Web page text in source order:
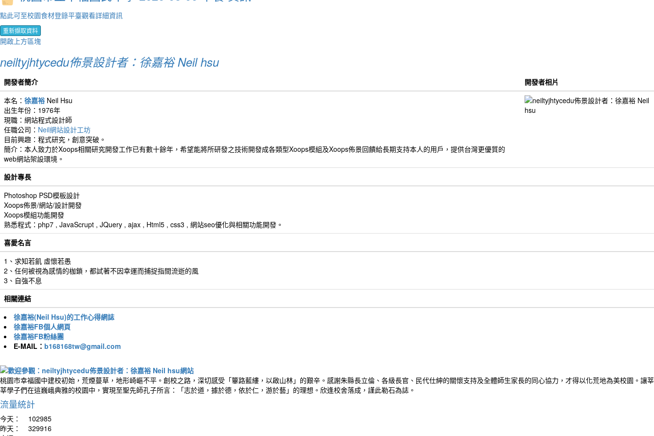
點此可至校園食材登錄平臺觀看詳細資訊
重新擷取資料
開啟上方區塊
neiltyjhtycedu佈景設計者：徐嘉裕 Neil hsu
開發者簡介
開發者相片
本名： 徐嘉裕 Neil Hsu
出生年份：1976年
現職：網站程式設計師
任職公司： Neil網站設計工坊
目前興趣：程式研究，創意突破。
簡介：本人致力於Xoops相關研究開發工作已有數十餘年，希望能將所研發之技術開發成各類型Xoops模組及Xoops佈景回饋給長期支持本人的用戶，提供台灣更優質的
web網站架設環境。
設計專長
Photoshop PSD模板設計
Xoops佈景/網站/設計開發
Xoops模組功能開發
熟悉程式：php7 , JavaScrupt , JQuery , ajax , Html5 , css3 , 網站seo優化與相關功能開發。
喜愛名言
1、求知若飢 虛懷若愚
2、任何被視為感情的枷鎖，都試著不因幸運而捕捉指間流逝的風
3、自強不息
相關連結
徐嘉裕(Neil Hsu)的工作心得網誌
徐嘉裕FB個人網頁
徐嘉裕FB粉絲團
E-MAIL： b168168tw@gmail.com
桃園市幸福國中建校初始，荒煙蔓草，地形崎嶇不平。創校之路，深切感受「篳路藍縷，以啟山林」的艱辛。感謝朱縣長立倫、各級長官、民代仕紳的關懷支持及全體師生家長的同心協力，才得以化荒地為美校園。讓莘
莘學子們在這巍峨典雅的校園中，實現至聖先師孔子所言：「志於道，據於德，依於仁，游於藝」的理想。欣逢校舍落成，謹此勒石為誌。
流量統計
今天：
102985
昨天：
329916